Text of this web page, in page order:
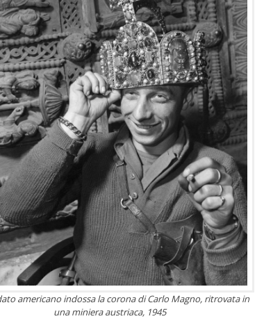
americano indossa la corona di Carlo Magno, ritrovata in
una miniera austriaca, 1945